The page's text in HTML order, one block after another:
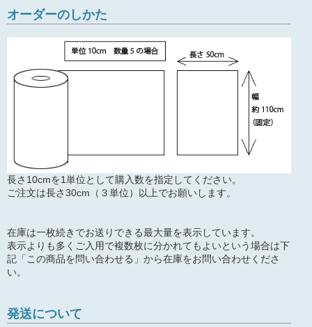
オーダーのしかた
長さ10cmを1単位として購入数を指定してください。
ご注文は長さ30cm（３単位）以上でお願いします。
在庫は一枚続きでお送りできる最大量を表示しています。
表示よりも多くご入用で複数枚に分かれてもよいという場合は下
記「この商品を問い合わせる」から在庫をお問い合わせくださ
い。
発送について